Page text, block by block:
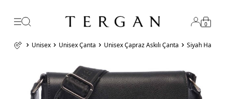
0
Unisex Unisex Çanta Unisex Çapraz Askılı Çanta Siyah Hakiki